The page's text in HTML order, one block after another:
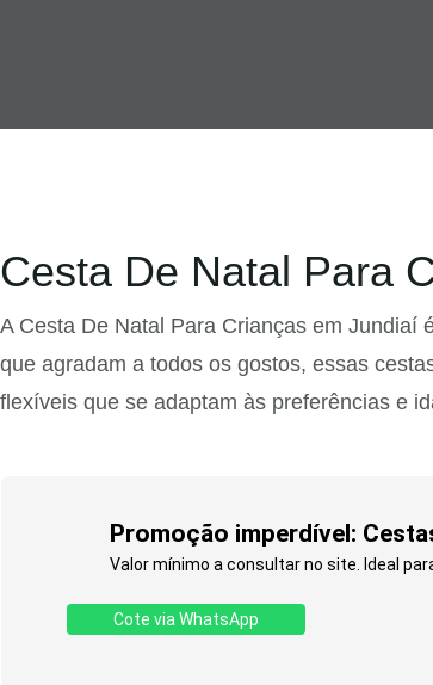
Cesta De Natal Para
A Cesta De Natal Para Crianças em Jundiaí
que agradam a todos os gostos, essas
flexíveis que se adaptam às preferências e
Promoção imperdível:
Valor mínimo a consultar no site. Ideal
Cote via WhatsApp